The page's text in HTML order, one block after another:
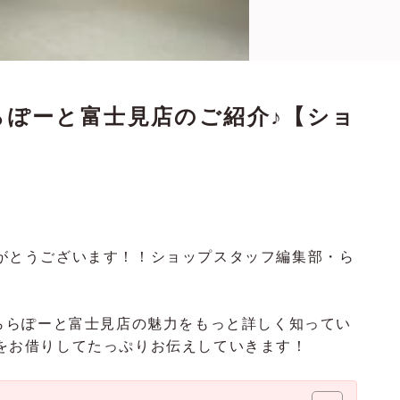
ーと富士見店のご紹介♪【ショ
うございます！！ショップスタッフ編集部・ら
ぽーと富士見店の魅力をもっと詳しく知ってい
借りしてたっぷりお伝えしていきます！